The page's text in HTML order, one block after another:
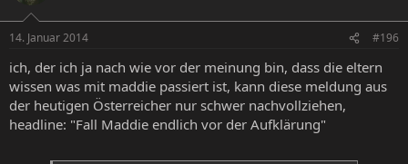
14. Januar 2014 #196
ich, der ich ja nach wie vor der meinung bin, dass die eltern
wissen was mit maddie passiert ist, kann diese meldung aus
der heutigen Österreicher nur schwer nachvollziehen,
headline: "Fall Maddie endlich vor der Aufklärung"